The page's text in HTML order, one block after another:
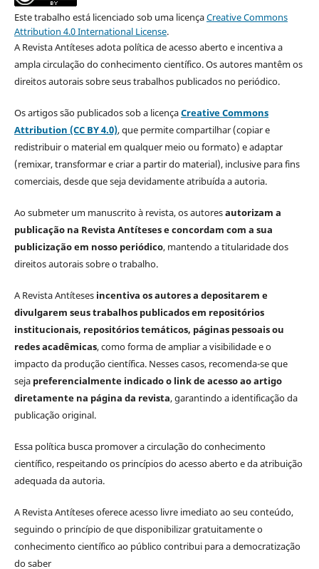
Este trabalho está licenciado sob uma licençaCreative Commons
Attribution 4.0 International License.
A Revista Antíteses adota política de acesso aberto e incentiva a
ampla circulação do conhecimento científico. Os autores mantêm os
direitos autorais sobre seus trabalhos publicados no periódico.
Os artigos são publicados sob a licençaCreative Commons
Attribution (CC BY 4.0), que permite compartilhar (copiar e
redistribuir o material em qualquer meio ou formato) e adaptar
(remixar, transformar e criar a partir do material), inclusive para fins
comerciais, desde que seja devidamente atribuída a autoria.
Ao submeter um manuscrito à revista, os autoresautorizam a
publicação na Revista Antíteses e concordam com a sua
publicização em nosso periódico, mantendo a titularidade dos
direitos autorais sobre o trabalho.
A Revista Antíteses incentiva os autores a depositarem e
divulgarem seus trabalhos publicados em repositórios
institucionais, repositórios temáticos, páginas pessoais ou
redes acadêmicas, como forma de ampliar a visibilidade e o
impacto da produção científica. Nesses casos, recomenda-se que
seja preferencialmente indicado o link de acesso ao artigo
diretamente na página da revista, garantindo a identificação da
publicação original.
Essa política busca promover a circulação do conhecimento
científico, respeitando os princípios do acesso aberto e da atribuição
adequada da autoria.
A Revista Antíteses oferece acesso livre imediato ao seu conteúdo,
seguindo o princípio de que disponibilizar gratuitamente o
conhecimento científico ao público contribui para a democratização
do saber